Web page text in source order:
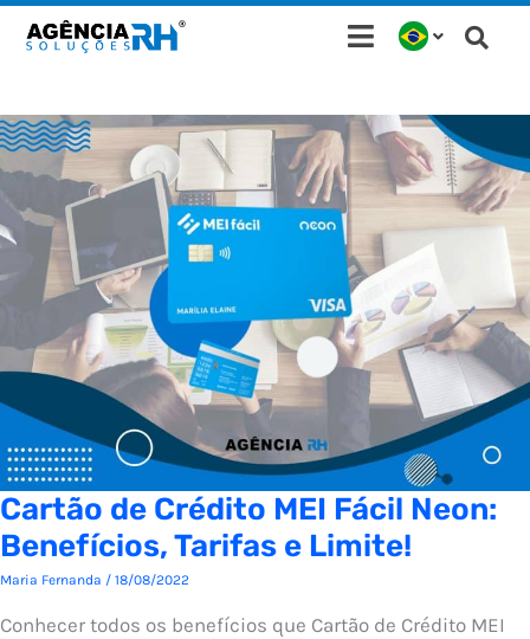
para
conteúdo
Cartão de Crédito MEI Fácil Neon:
Benefícios, Tarifas e Limite!
Maria Fernanda / 18/08/2022
Conhecer todos os benefícios que Cartão de Crédito MEI